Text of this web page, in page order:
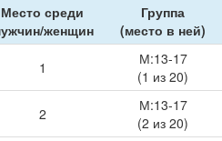
Место среди
женщин
Группа
(место в ней)
1
М:13-17
(1 из 20)
2
М:13-17
(2 из 20)